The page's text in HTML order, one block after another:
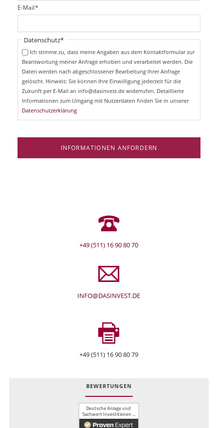
i
c
t
f
P
f
i
E-Mail*
Pflichtfeld
Datenschutz*
Ich stimme zu, dass meine Angaben aus dem Kontaktformular zur
Beantwortung meiner Anfrage erhoben und verarbeitet werden. Die
Daten werden nach abgeschlossener Bearbeitung Ihrer Anfrage
gelöscht. Hinweis: Sie können Ihre Einwilligung jederzeit für die
Zukunft per E-Mail an info@dasinvest.de widerrufen. Detaillierte
Informationen zum Umgang mit Nutzerdaten finden Sie in unserer
Datenschutzerklärung
INFORMATIONEN ANFORDERN
+49 (511) 16 90 80 70
INFO@DASINVEST.DE
+49 (511) 16 90 80 79
BEWERTUNGEN